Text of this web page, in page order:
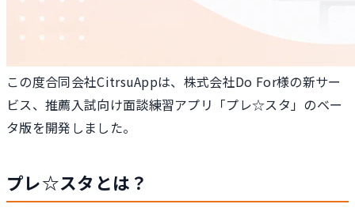
この度合同会社CitrsuAppは、株式会社Do For様の新サー
ビス、推薦入試向け面談練習アプリ「プレ☆スタ」のベー
タ版を開発しました。
プレ☆スタとは？